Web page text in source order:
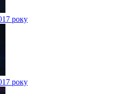
року
року